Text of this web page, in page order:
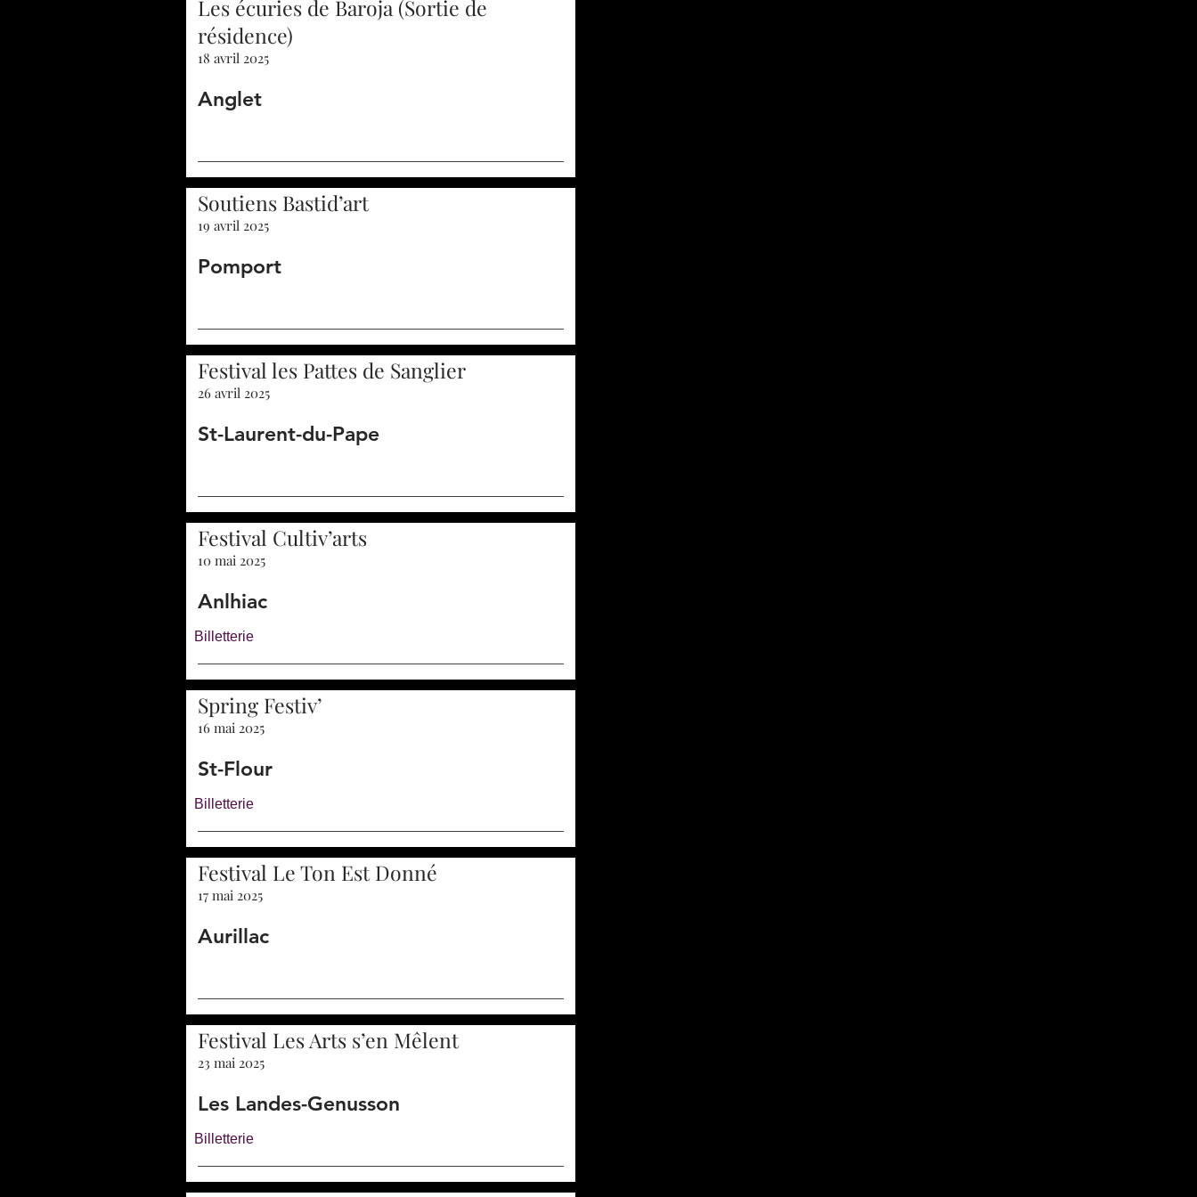
Les écuries de Baroja (Sortie de
résidence)
18 avril 2025
Anglet
Soutiens Bastid’art
19 avril 2025
Pomport
Festival les Pattes de Sanglier
26 avril 2025
St-Laurent-du-Pape
Festival Cultiv’arts
10 mai 2025
Anlhiac
Billetterie
Spring Festiv’
16 mai 2025
St-Flour
Billetterie
Festival Le Ton Est Donné
17 mai 2025
Aurillac
Festival Les Arts s’en Mêlent
23 mai 2025
Les Landes-Genusson
Billetterie